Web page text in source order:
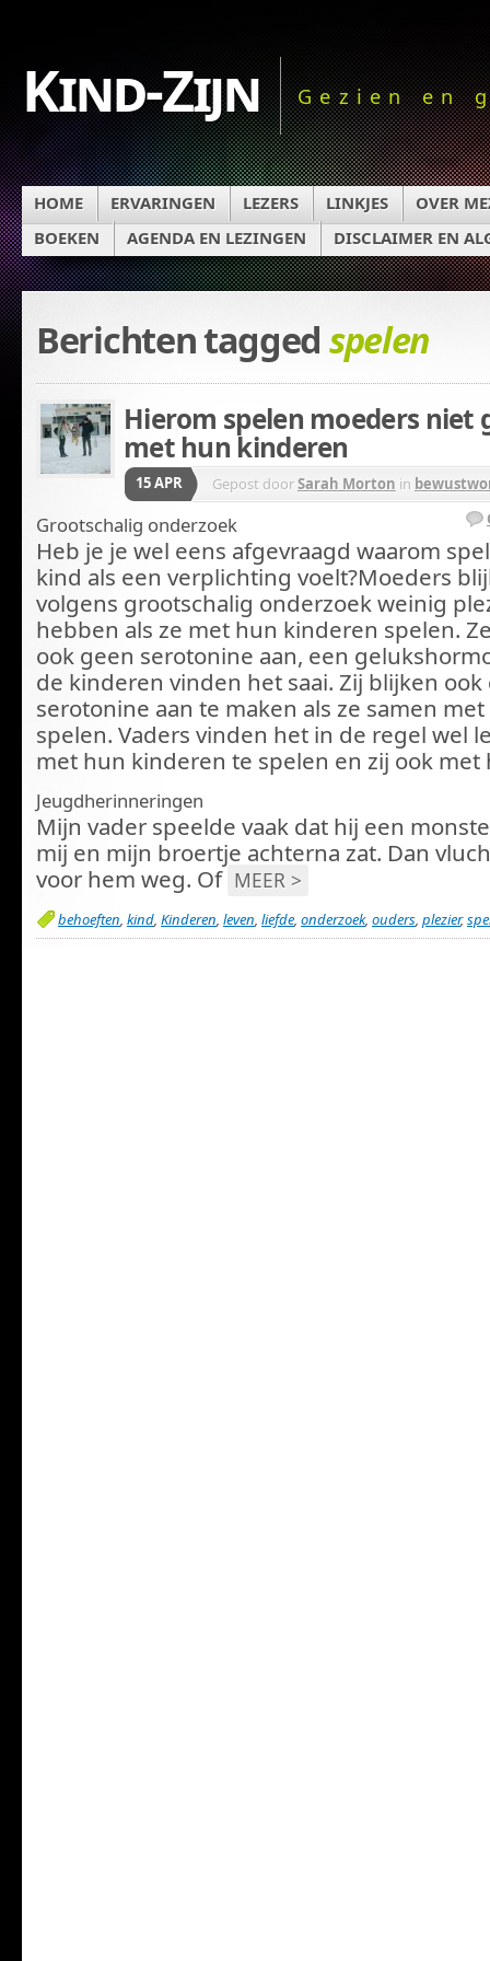
Kind-Zijn Gezien en
HOME ERVARINGEN LEZERS LINKJES
OVER
BOEKEN
AGENDA EN LEZINGEN DISCLAIMER EN
Berichten tagged spelen
Hierom spelen moeders niet
met hun kinderen
15 APR Gepost doorSarah Morton in
Grootschalig onderzoek
Heb je je wel eens afgevraagd waarom
kind als een verplichting voelt?Moeders
volgens grootschalig onderzoek weinig
hebben als ze met hun kinderen spelen.
ook geen serotonine aan, een
de kinderen vinden het saai. Zij blijken ook
serotonine aan te maken als ze samen
spelen. Vaders vinden het in de regel wel
met hun kinderen te spelen en zij ook met
Jeugdherinneringen
Mijn vader speelde vaak dat hij een
mij en mijn broertje achterna zat. Dan
voor hem weg. Of MEER >
behoeften, kind, Kinderen, leven, liefde, onderzoek, ouders, plezier,